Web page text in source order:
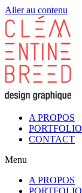
Aller au contenu
A PROPOS
PORTFOLIO
CONTACT
Menu
A PROPOS
PORTFOLIO